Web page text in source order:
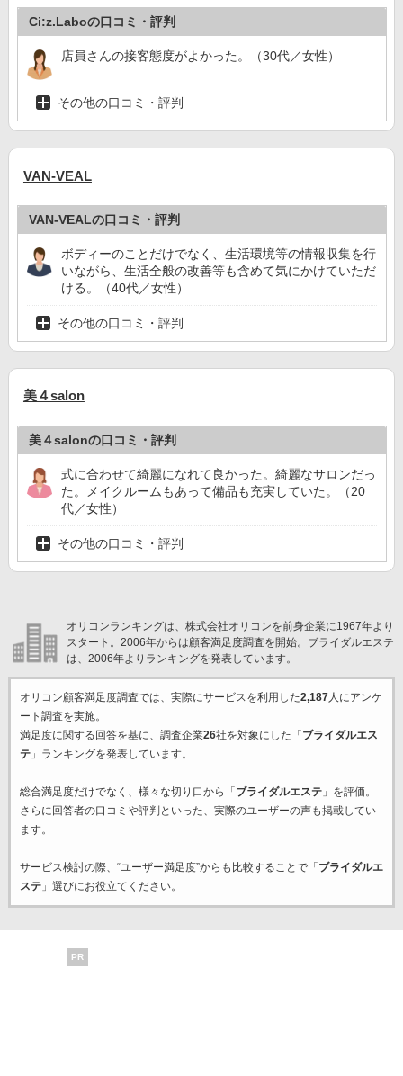
Ci:z.Laboの口コミ・評判
店員さんの接客態度がよかった。（30代／女性）
その他の口コミ・評判
VAN-VEAL
VAN-VEALの口コミ・評判
ボディーのことだけでなく、生活環境等の情報収集を行
いながら、生活全般の改善等も含めて気にかけていただ
ける。（40代／女性）
その他の口コミ・評判
美４salon
美４salonの口コミ・評判
式に合わせて綺麗になれて良かった。綺麗なサロンだっ
た。メイクルームもあって備品も充実していた。（20
代／女性）
その他の口コミ・評判
オリコンランキングは、株式会社オリコンを前身企業に1967年より
スタート。2006年からは顧客満足度調査を開始。ブライダルエステ
は、2006年よりランキングを発表しています。
オリコン顧客満足度調査では、実際にサービスを利用した2,187人にアンケ
ート調査を実施。
満足度に関する回答を基に、調査企業26社を対象にした「ブライダルエス
テ」ランキングを発表しています。
総合満足度だけでなく、様々な切り口から「ブライダルエステ」を評価。
さらに回答者の口コミや評判といった、実際のユーザーの声も掲載してい
ます。
サービス検討の際、“ユーザー満足度”からも比較することで「ブライダルエ
ステ」選びにお役立てください。
PR